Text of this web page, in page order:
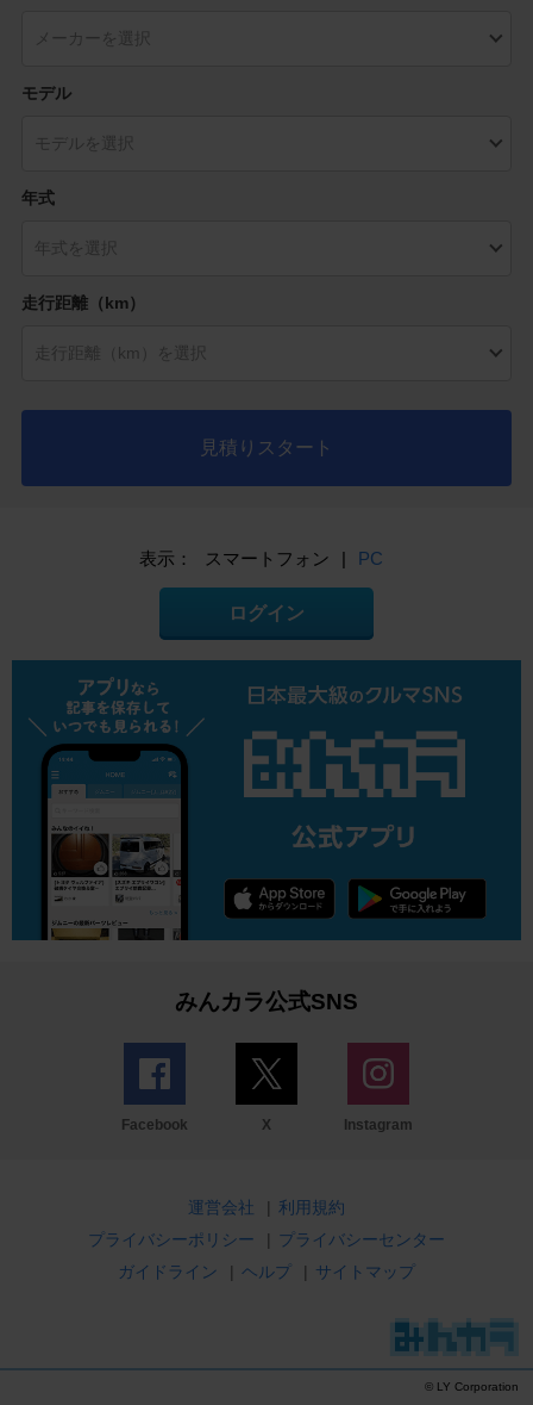
モデル
年式
走行距離（km）
見積りスタート
表示： スマートフォン | PC
ログイン
みんカラ公式SNS
Facebook X Instagram
運営会社 | 利用規約
プライバシーポリシー
| プライバシーセンター
ガイドライン
| ヘルプ | サイトマップ
© LY Corporation